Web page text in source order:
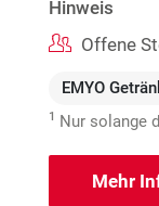
Hinweis
Offene
EMYO
1 Nur solange
Mehr